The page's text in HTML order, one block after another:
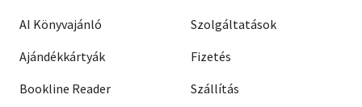
AI Könyvajánló
Ajándékkártyák
Bookline Reader
Szolgáltatások
Fizetés
Szállítás